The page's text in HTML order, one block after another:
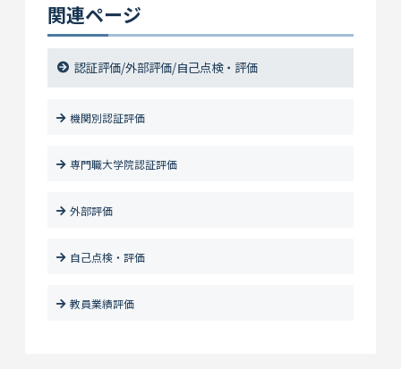
関連ページ
認証評価/外部評価/自己点検・評価
機関別認証評価
専門職大学院認証評価
外部評価
自己点検・評価
教員業績評価